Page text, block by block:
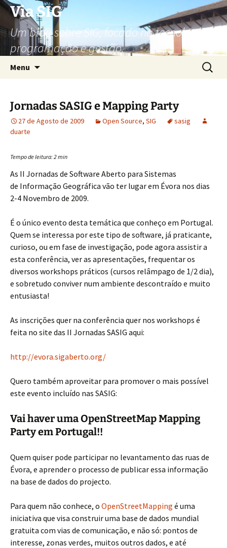
Via SIG
Um blog sobre SIG, focado na tecnologia,
programação e gestão.
Menu
por:
Jornadas SASIG e Mapping Party
27 de Agosto de 2009 Open Source, SIG
sasig
duarte
Tempo de leitura:2min
As II Jornadas de Software Aberto para Sistemas
de Informação Geográfica vão ter lugar em Évora nos dias
2-4 Novembro de 2009.
É o único evento desta temática que conheço em Portugal.
Quem se interessa por este tipo de software, já praticante,
curioso, ou em fase de investigação, pode agora assistir a
esta conferência, ver as apresentações, frequentar os
diversos workshops práticos (cursos relâmpago de 1/2 dia),
e sobretudo conviver num ambiente descontraído e muito
entusiasta!
As inscrições quer na conferência quer nos workshops é
feita no site das II Jornadas SASIG aqui:
http://evora.sigaberto.org/
Quero também aproveitar para promover o mais possível
este evento incluído nas SASIG:
Vai haver uma OpenStreetMap Mapping
Party em Portugal!!
Quem quiser pode participar no levantamento das ruas de
Évora, e aprender o processo de publicar essa informação
na base de dados do projecto.
Para quem não conhece, o OpenStreetMapping é uma
iniciativa que visa construir uma base de dados mundial
gratuita com vias de comunicação, e não só: pontos de
interesse, zonas verdes, muitos outros dados, e até